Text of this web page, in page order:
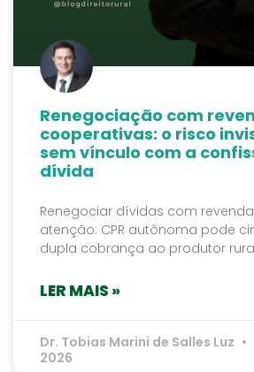
Renegociação com
cooperativas: o risco
sem vínculo com a
dívida
Renegociar dívidas com
atenção: CPR autônoma pode
dupla cobrança ao produtor
LER MAIS »
Dr. Tobias Marini de Salles Luz
2026